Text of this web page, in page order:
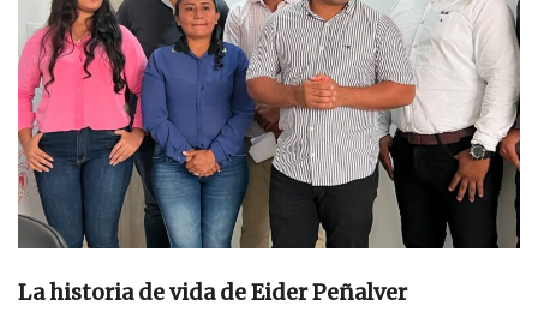
La historia de vida de Eider Peñalver